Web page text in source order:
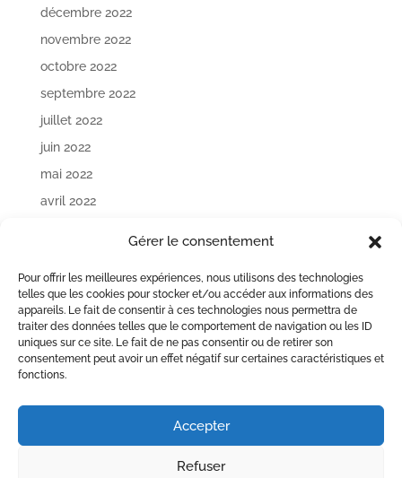
Gérer le consentement
Pour offrir les meilleures expériences, nous utilisons des technologies
telles que les cookies pour stocker et/ou accéder aux informations des
appareils. Le fait de consentir à ces technologies nous permettra de
traiter des données telles que le comportement de navigation ou les ID
uniques sur ce site. Le fait de ne pas consentir ou de retirer son
consentement peut avoir un effet négatif sur certaines caractéristiques et
fonctions.
Accepter
Refuser
décembre 2022
novembre 2022
octobre 2022
septembre 2022
juillet 2022
juin 2022
mai 2022
avril 2022
décembre 2021
Catégories
Lettre d'informations